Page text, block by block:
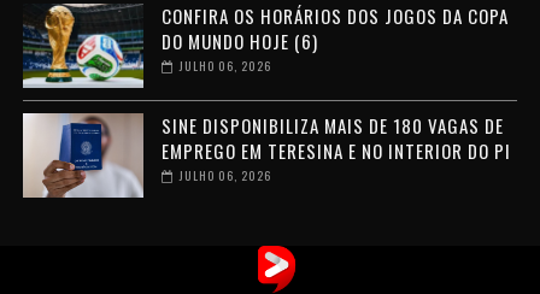
CONFIRA OS HORÁRIOS DOS JOGOS DA COPA
DO MUNDO HOJE (6)
JULHO 06, 2026
SINE DISPONIBILIZA MAIS DE 180 VAGAS DE
EMPREGO EM TERESINA E NO INTERIOR DO PI
JULHO 06, 2026